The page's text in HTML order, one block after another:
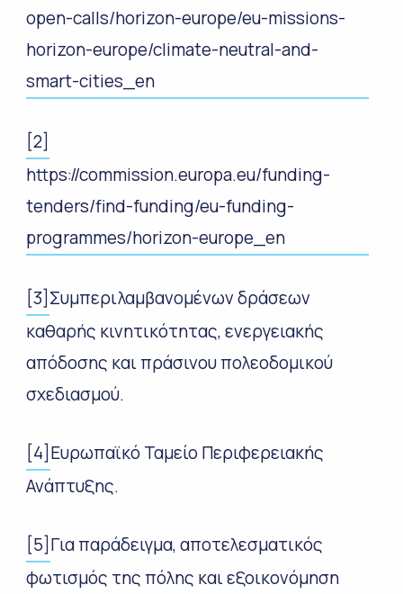
open-calls/horizon-europe/eu-missions-
horizon-europe/climate-neutral-and-
smart-cities_en
[2]
https://commission.europa.eu/funding-
tenders/find-funding/eu-funding-
programmes/horizon-europe_en
[3] Συμπεριλαμβανομένων δράσεων
καθαρής κινητικότητας, ενεργειακής
απόδοσης και πράσινου πολεοδομικού
σχεδιασμού.
[4] Ευρωπαϊκό Ταμείο Περιφερειακής
Ανάπτυξης.
[5] Για παράδειγμα, αποτελεσματικός
φωτισμός της πόλης και εξοικονόμηση